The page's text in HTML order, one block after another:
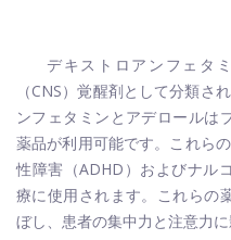
デキストロアンフェタ
（CNS）覚醒剤として分類さ
ンフェタミンとアデロールは
薬品が利用可能です。これら
性障害（ADHD）およびナル
療に使用されます。これらの
ぼし、患者の集中力と注意力に